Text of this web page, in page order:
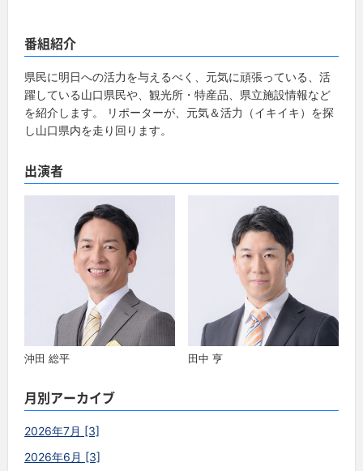
番組紹介
県民に明日への活力を与えるべく、元気に頑張っている、活
躍している山口県民や、観光所・特産品、県立施設情報など
を紹介します。 リポーターが、元気＆活力（イキイキ）を探
し山口県内を走り回ります。
出演者
沖田 総平 田中 亨
月別アーカイブ
2026年7月 [3]
2026年6月 [3]